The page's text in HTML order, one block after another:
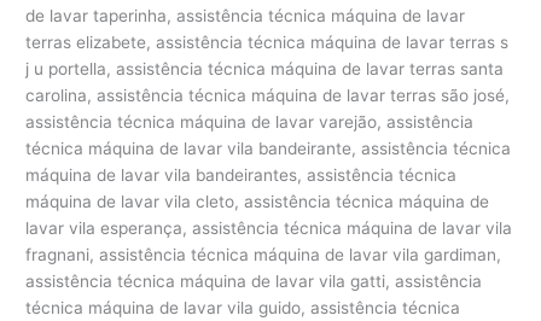
de lavar taperinha, assistência técnica máquina de lavar
terras elizabete, assistência técnica máquina de lavar terras s
j u portella, assistência técnica máquina de lavar terras santa
carolina, assistência técnica máquina de lavar terras são josé,
assistência técnica máquina de lavar varejão, assistência
técnica máquina de lavar vila bandeirante, assistência técnica
máquina de lavar vila bandeirantes, assistência técnica
máquina de lavar vila cleto, assistência técnica máquina de
lavar vila esperança, assistência técnica máquina de lavar vila
fragnani, assistência técnica máquina de lavar vila gardiman,
assistência técnica máquina de lavar vila gatti, assistência
técnica máquina de lavar vila guido, assistência técnica